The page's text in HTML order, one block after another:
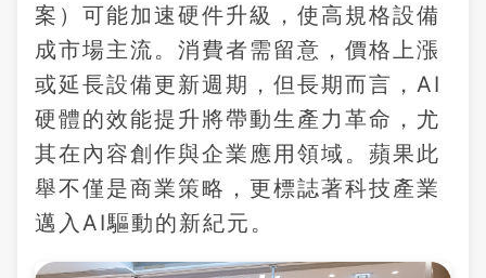
案）可能加速硬件升級，使高規格設備
成市場主流。消費者需留意，價格上漲
或延長設備更新週期，但長期而言，AI
硬體的效能提升將帶動生產力革命，尤
其在內容創作與企業應用領域。蘋果此
舉不僅是商業策略，更標誌著科技產業
邁入AI驅動的新紀元。